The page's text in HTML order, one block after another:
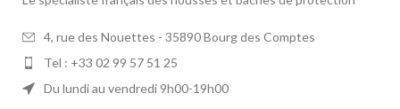
4, rue des Nouettes - 35890 Bourg des Comptes
Tel : +33 02 99 57 51 25
Du lundi au vendredi 9h00-19h00